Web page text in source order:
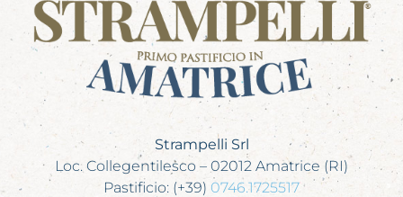
Strampelli Srl
Loc. Collegentilesco – 02012 Amatrice (RI)
Pastificio: (+39) 0746.1725517